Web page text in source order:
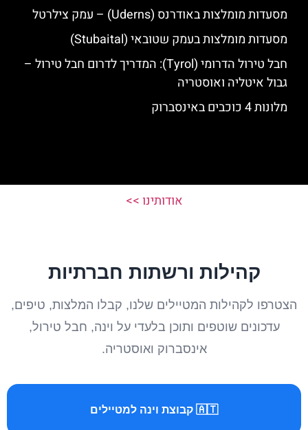
מסעדות מומלצות באודרנס (Uderns) – עמק צילרטל
מסעדות מומלצות בעמק שטובאי (Stubaital)
חבל טירול הדרומי (Tyrol): המדריך לדרום חבל טירול –
גבול איטליה ואוסטריה
מלונות 4 כוכבים באינסברוק
אודותינו >>
קהילות ורשתות חברתיות
הצטרפו לקהילות המטיילים שלנו, קבלו המלצות, טיפים,
עדכונים שוטפים ותוכן בלעדי על וינה, חבל טירול,
אינסברוק ואוסטריה.
🇦🇹 קבוצת וינה למטיילים